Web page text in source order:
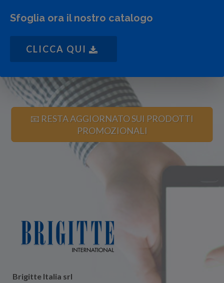
Sfoglia ora il nostro catalogo
CLICCA QUI
📧 RESTA AGGIORNATO SUI PRODOTTI
PROMOZIONALI
Brigitte Italia srl